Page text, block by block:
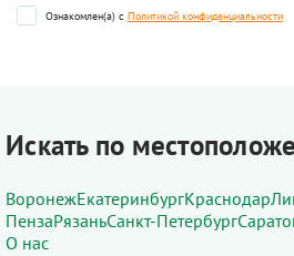
Ознакомлен(а) с Политикой конфиденциальности
Искать по
ВоронежЕкатеринбургКраснодар
ПензаРязаньСанкт-Петербург
О нас